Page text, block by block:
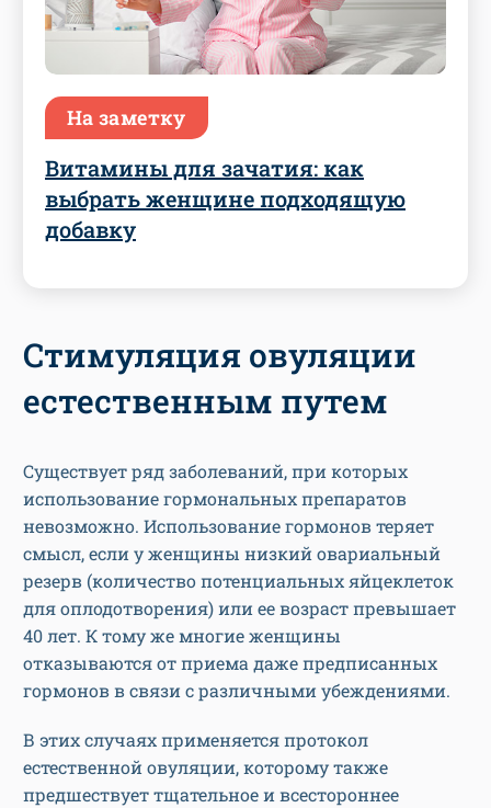
На заметку
Витамины для зачатия: как
выбрать женщине подходящую
добавку
Стимуляция овуляции
естественным путем
Существует ряд заболеваний, при которых
использование гормональных препаратов
невозможно. Использование гормонов теряет
смысл, если у женщины низкий овариальный
резерв (количество потенциальных яйцеклеток
для оплодотворения) или ее возраст превышает
40 лет. К тому же многие женщины
отказываются от приема даже предписанных
гормонов в связи с различными убеждениями.
В этих случаях применяется протокол
естественной овуляции, которому также
предшествует тщательное и всестороннее